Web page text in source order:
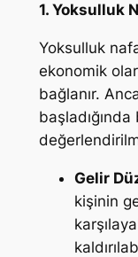
1. Yoksulluk
Yoksulluk
ekonomik
bağlanır.
Gelir
kişinin